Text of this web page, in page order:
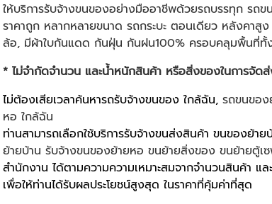
ให้บริการรับจ้างขนของอย่างมืออาชีพด้วยรถบรรทุก รถ
ราคาถูก หลากหลายขนาด รถกระบะ ตอนเดียว หลังคา
ล้อ, มีผ้าใบกันแดด กันฝุ่น กันฝน100% ครอบคลุมพื้นที่ทั้
* ไม่จำกัดจำนวน และน้ำหนักสินค้า หรือสิ่งของในการจัด
ไม่ต้องเสียเวลาค้นหารถรับจ้างขนของ ใกล้ฉัน, รถขนของ
หอ ใกล้ฉัน
ท่านสามารถเลือกใช้บริการรับจ้างขนส่งสินค้า ขนของย้า
ย้ายบ้าน รับจ้างขนของย้ายหอ ขนย้ายสิ่งของ ขนย้ายตู้เ
สำนักงาน ได้ตามความความเหมาะสมจากจำนวนสินค้า แล
เพื่อให้ท่านได้รับผลประโยชน์สูงสุด ในราคาที่คุ้มค่าที่สุด